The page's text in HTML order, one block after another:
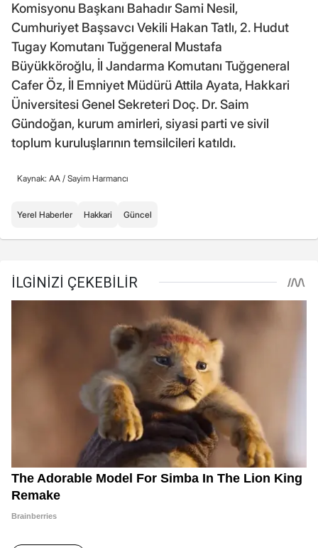
Komisyonu Başkanı Bahadır Sami Nesil,
Cumhuriyet Başsavcı Vekili Hakan Tatlı, 2. Hudut
Tugay Komutanı Tuğgeneral Mustafa
Büyükköroğlu, İl Jandarma Komutanı Tuğgeneral
Cafer Öz, İl Emniyet Müdürü Attila Ayata, Hakkari
Üniversitesi Genel Sekreteri Doç. Dr. Saim
Gündoğan, kurum amirleri, siyasi parti ve sivil
toplum kuruluşlarının temsilcileri katıldı.
Kaynak: AA / Sayim Harmancı
Yerel Haberler Hakkari Güncel